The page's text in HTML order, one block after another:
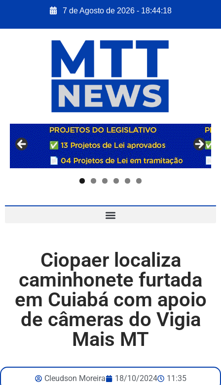
7 de Agosto de 2026 - 18:44:19
Ciopaer localiza
caminhonete furtada
em Cuiabá com apoio
de câmeras do Vigia
Mais MT
Cleudson Moreira 18/10/2024 11:35